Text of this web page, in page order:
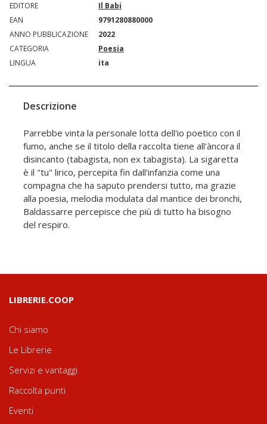
EDITORE
Il Babi
EAN
9791280880000
ANNO PUBBLICAZIONE
2022
CATEGORIA
Poesia
LINGUA
ita
Descrizione
Parrebbe vinta la personale lotta dell'io poetico con il
fumo, anche se il titolo della raccolta tiene all'àncora il
disincanto (tabagista, non ex tabagista). La sigaretta
è il "tu" lirico, percepita fin dall'infanzia come una
compagna che ha saputo prendersi tutto, ma grazie
alla poesia, melodia modulata dal mantice dei bronchi,
Baldassarre percepisce che più di tutto ha bisogno
del respiro.
LIBRERIE.COOP
Chi siamo
Le Librerie
Servizi e vantaggi
Raccolta punti
Eventi